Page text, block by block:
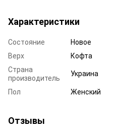
Характеристики
Состояние
Новое
Верх
Кофта
Страна
производитель
Украина
Пол
Женский
Отзывы